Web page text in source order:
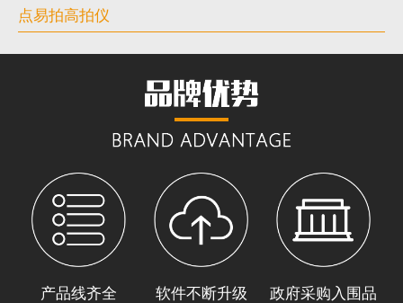
点易拍高拍仪
产品线齐全 软件不断升级
政府采购入围品